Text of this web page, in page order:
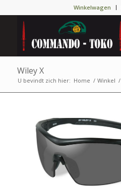
Winkelwagen
Wiley X
U bevindt zich hier: Home / Winkel /